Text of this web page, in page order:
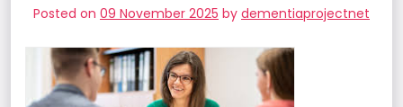
Posted on 09 November 2025 by dementiaprojectnet